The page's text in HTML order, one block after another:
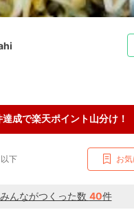
達成で楽天ポイント山分け！
下 お
みんながつくった数 40件